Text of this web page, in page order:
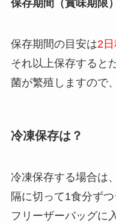
保存期間（賞味期限
保存期間の目安は2
それ以上保存すると
菌が繁殖しますので
冷凍保存は？
冷凍保存する場合は
隔に切って1食分ず
フリーザーバッグに